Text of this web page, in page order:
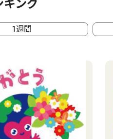
キング
1週間